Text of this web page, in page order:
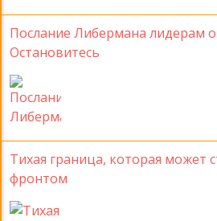
Послание Либермана лидерам
Остановитесь
Тихая граница, которая может
фронтом